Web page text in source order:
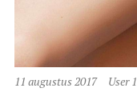
11 augustus 2017 User 1